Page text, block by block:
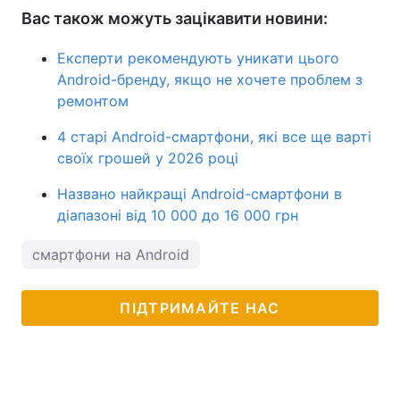
Вас також можуть зацікавити новини:
Експерти рекомендують уникати цього
Android-бренду, якщо не хочете проблем з
ремонтом
4 старі Android-смартфони, які все ще варті
своїх грошей у 2026 році
Названо найкращі Android-смартфони в
діапазоні від 10 000 до 16 000 грн
смартфони на Android
ПІДТРИМАЙТЕ НАС